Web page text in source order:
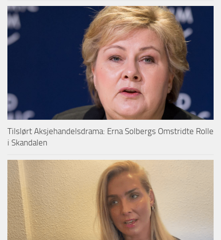
Tilslørt Aksjehandelsdrama: Erna Solbergs Omstridte Rolle
i Skandalen